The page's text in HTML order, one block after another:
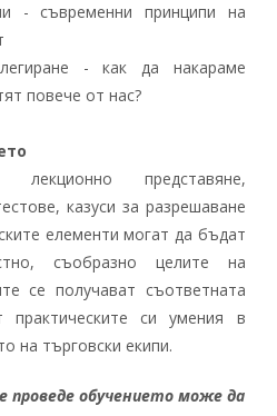
- съвременни принципи на
- как да накараме
повече от нас?
лекционно представяне,
казуси за разрешаване
елементи могат да бъдат
съобразно целите на
се получават съответната
практическите си умения в
на търговски екипи.
обучението може да